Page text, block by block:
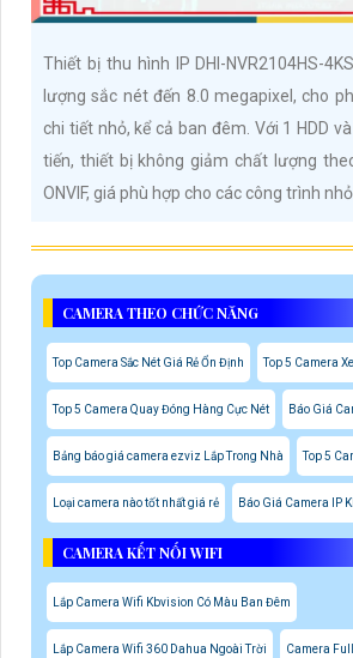
Thiết bị thu hình IP DHI-NVR2104HS-
lượng sắc nét đến 8.0 megapixel, cho
chi tiết nhỏ, kể cả ban đêm. Với 1 HDD
tiến, thiết bị không giảm chất lượng
ONVIF, giá phù hợp cho các công trình nhỏ
CAMERA THEO CHỨC NĂNG
Top Camera Sắc Nét Giá Rẻ Ổn Định Top 5 Camera
Top 5 Camera Quay Đóng Hàng Cực Nét Báo Giá
Bảng báo giá camera ezviz Lắp Trong Nhà Top 5
Loại camera nào tốt nhất giá rẻ Báo Giá Camera IP
CAMERA KẾT NỐI WIFI
Lắp Camera Wifi Kbvision Có Màu Ban Đêm
Lắp Camera Wifi 360 Dahua Ngoài Trời Camera